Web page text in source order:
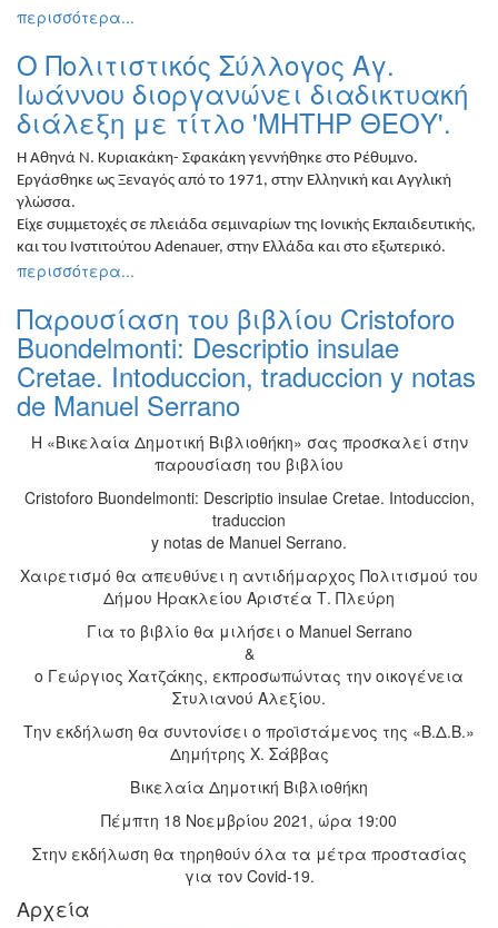
περισσότερα...
Ο Πολιτιστικός Σύλλογος Αγ.
Ιωάννου διοργανώνει διαδικτυακή
διάλεξη με τίτλο 'ΜΗΤΗΡ ΘΕΟΥ'.
Η Αθηνά Ν. Κυριακάκη- Σφακάκη γεννήθηκε στο Ρέθυμνο.
Εργάσθηκε ως Ξεναγός από το 1971, στην Ελληνική και Αγγλική
γλώσσα.
Είχε συμμετοχές σε πλειάδα σεμιναρίων της Ιονικής Εκπαιδευτικής,
και του Ινστιτούτου Adenauer, στην Ελλάδα και στο εξωτερικό.
περισσότερα...
Παρουσίαση του βιβλίου Cristoforo
Buondelmonti: Descriptio insulae
Cretae. Intoduccion, traduccion y notas
de Manuel Serrano
Η «Βικελαία Δημοτική Βιβλιοθήκη» σας προσκαλεί στην
παρουσίαση του βιβλίου
Cristoforo Buondelmonti: Descriptio insulae Cretae. Intoduccion,
traduccion
y notas de Manuel Serrano.
Χαιρετισμό θα απευθύνει η αντιδήμαρχος Πολιτισμού του
Δήμου Ηρακλείου Αριστέα Τ. Πλεύρη
Για το βιβλίο θα μιλήσει ο Manuel Serrano
&
ο Γεώργιος Χατζάκης, εκπροσωπώντας την οικογένεια
Στυλιανού Αλεξίου.
Την εκδήλωση θα συντονίσει ο προϊστάμενος της «Β.Δ.Β.»
Δημήτρης Χ. Σάββας
Βικελαία Δημοτική Βιβλιοθήκη
Πέμπτη 18 Νοεμβρίου 2021, ώρα 19:00
Στην εκδήλωση θα τηρηθούν όλα τα μέτρα προστασίας
για τον Covid-19.
Αρχεία